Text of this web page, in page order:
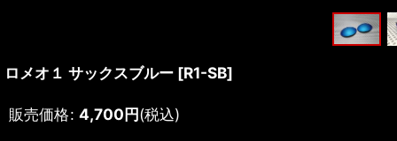
ロメオ１ サックスブルー [R1-SB]
販売価格: 4,700円(税込)